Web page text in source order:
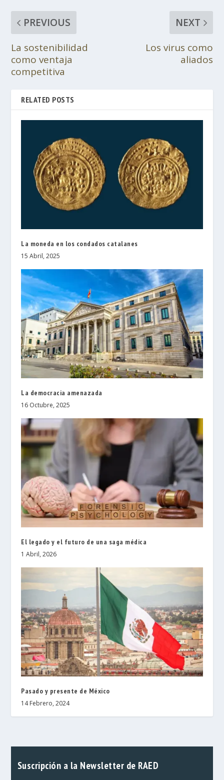
PREVIOUS
La sostenibilidad
como ventaja
competitiva
NEXT
Los virus como
aliados
RELATED POSTS
La moneda en los condados catalanes
15 Abril, 2025
La democracia amenazada
16 Octubre, 2025
El legado y el futuro de una saga médica
1 Abril, 2026
Pasado y presente de México
14 Febrero, 2024
Suscripción a la Newsletter de RAED